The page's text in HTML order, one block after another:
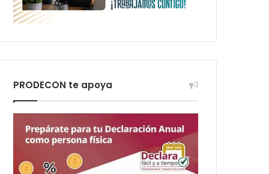
PRODECON te apoya